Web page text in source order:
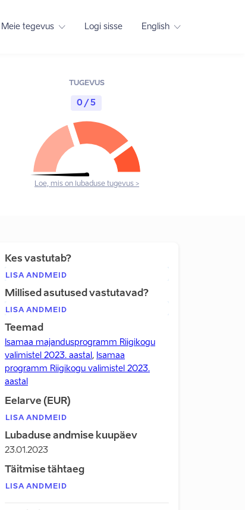
Meie tegevus Logi sisse English
TUGEVUS
0 / 5
Loe, mis on lubaduse tugevus >
Kes vastutab?
LISA ANDMEID
Millised asutused vastutavad?
LISA ANDMEID
Teemad
Isamaa majandusprogramm Riigikogu
valimistel 2023. aastal , Isamaa
programm Riigikogu valimistel 2023.
aastal
Eelarve (EUR)
LISA ANDMEID
Lubaduse andmise kuupäev
23.01.2023
Täitmise tähtaeg
LISA ANDMEID